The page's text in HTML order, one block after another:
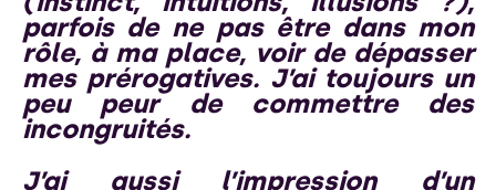
parfois de ne pas être dans mon
rôle, à ma place, voir de dépasser
mes prérogatives. J’ai toujours un
peu peur de commettre des
incongruités.
J’ai aussi l’impression d’un